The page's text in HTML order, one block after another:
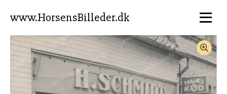
www.HorsensBilleder.dk